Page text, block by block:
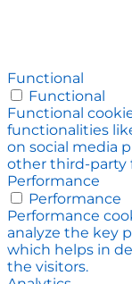
Functional
Functional
Functional
functionalities
on social media
other third-party
Performance
Performance
Performance
analyze the key
which helps in
the visitors.